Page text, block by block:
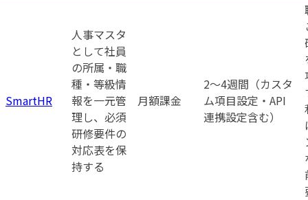
SmartHR
人事マスタ
として社員
の所属・職
種・等級情
報を一元管
理し、必須
研修要件の
対応表を保
持する
月額課金
2〜4週間（カスタ
ム項目設定・API
連携設定含む）